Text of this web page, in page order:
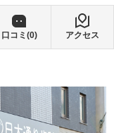
口コミ(0) アクセス